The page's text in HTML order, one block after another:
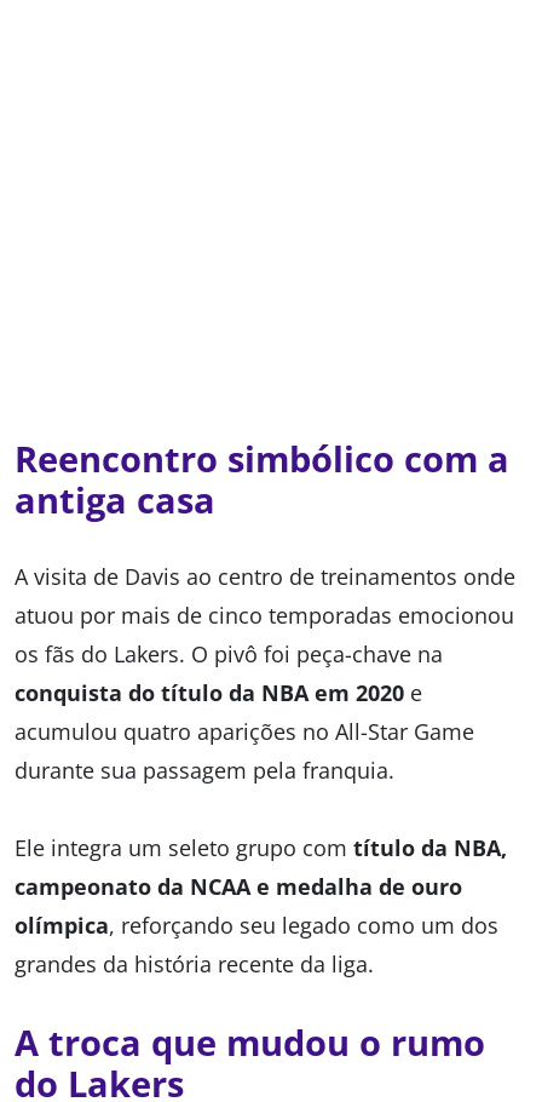
Reencontro simbólico com a
antiga casa
A visita de Davis ao centro de treinamentos onde
atuou por mais de cinco temporadas emocionou
os fãs do Lakers. O pivô foi peça-chave na
conquista do título da NBA em 2020 e
acumulou quatro aparições no All-Star Game
durante sua passagem pela franquia.
Ele integra um seleto grupo com título da NBA,
campeonato da NCAA e medalha de ouro
olímpica, reforçando seu legado como um dos
grandes da história recente da liga.
A troca que mudou o rumo
do Lakers